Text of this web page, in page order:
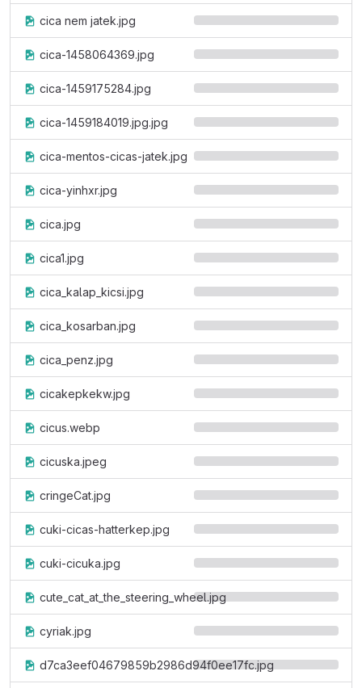
cica nem jatek.jpg
cica-1458064369.jpg
cica-1459175284.jpg
cica-1459184019.jpg.jpg
cica-mentos-cicas-jatek.jpg
cica-yinhxr.jpg
cica.jpg
cica1.jpg
cica_kalap_kicsi.jpg
cica_kosarban.jpg
cica_penz.jpg
cicakepkekw.jpg
cicus.webp
cicuska.jpeg
cringeCat.jpg
cuki-cicas-hatterkep.jpg
cuki-cicuka.jpg
cute_cat_at_the_steering_wheel.jpg
cyriak.jpg
d7ca3eef04679859b2986d94f0ee17fc.jpg